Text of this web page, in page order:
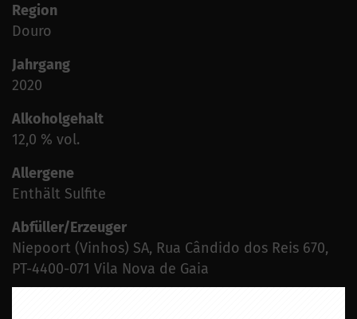
Region
Douro
Jahrgang
2020
Alkoholgehalt
12,0 % vol.
Allergene
Enthält Sulfite
Abfüller/Erzeuger
Niepoort (Vinhos) SA, Rua Cândido dos Reis 670,
PT-4400-071 Vila Nova de Gaia